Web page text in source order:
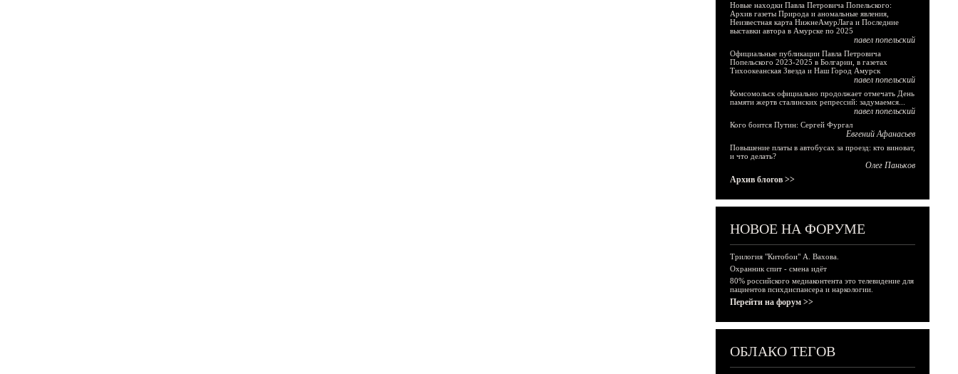
Новые находки Павла Петровича Попельского:
Архив газеты Природа и аномальные явления,
Неизвестная карта НижнеАмурЛага и Последние
выставки автора в Амурске по 2025
павел попельский
Официальные публикации Павла Петровича
Попельского 2023-2025 в Болгарии, в газетах
Тихоокеанская Звезда и Наш Город Амурск
павел попельский
Комсомольск официально продолжает отмечать День
памяти жертв сталинских репрессий: задумаемся...
павел попельский
Кого боится Путин: Сергей Фургал
Евгений Афанасьев
Повышение платы в автобусах за проезд: кто виноват,
и что делать?
Олег Паньков
Архив блогов >>
НОВОЕ НА ФОРУМЕ
Трилогия "Китобои" А. Вахова.
Охранник спит - смена идёт
80% российского медиаконтента это телевидение для
пациентов психдиспансера и наркологии.
Перейти на форум >>
ОБЛАКО ТЕГОВ